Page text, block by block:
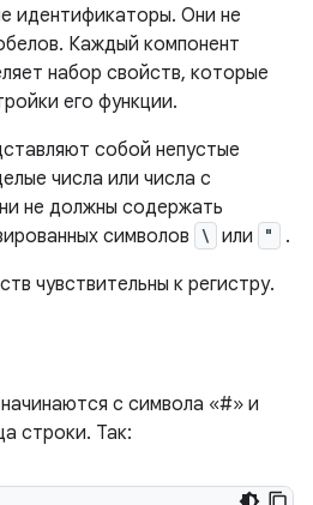
идентификаторы. Они не
Каждый компонент
набор свойств, которые
его функции.
собой непустые
числа или числа с
не должны содержать
символов \ или "
.
чувствительны к регистру.
с символа «#» и
строки. Так: